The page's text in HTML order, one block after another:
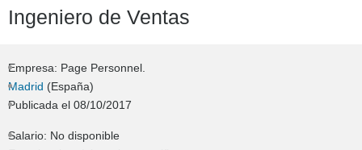
Ingeniero de Ventas
Empresa: Page Personnel.
Madrid (España)
Publicada el 08/10/2017
Salario: No disponible